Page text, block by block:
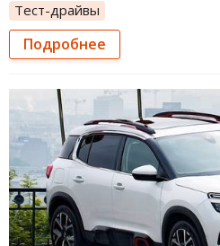
Тест-драйвы
Подробнее